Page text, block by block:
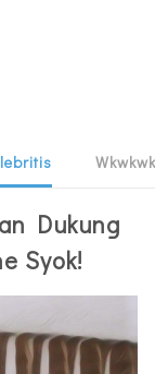
Wkwkwk
Dukung
Syok!